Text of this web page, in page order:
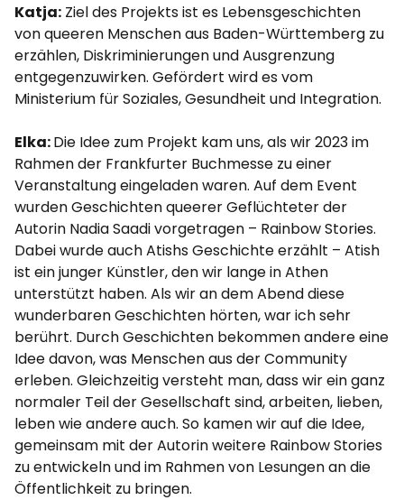
Katja: Ziel des Projekts ist es Lebensgeschichten
von queeren Menschen aus Baden-Württemberg zu
erzählen, Diskriminierungen und Ausgrenzung
entgegenzuwirken. Gefördert wird es vom
Ministerium für Soziales, Gesundheit und Integration.
Elka:Die Idee zum Projekt kam uns, als wir 2023 im
Rahmen der Frankfurter Buchmesse zu einer
Veranstaltung eingeladen waren. Auf dem Event
wurden Geschichten queerer Geflüchteter der
Autorin Nadia Saadi vorgetragen – Rainbow Stories.
Dabei wurde auch Atishs Geschichte erzählt – Atish
ist ein junger Künstler, den wir lange in Athen
unterstützt haben. Als wir an dem Abend diese
wunderbaren Geschichten hörten, war ich sehr
berührt. Durch Geschichten bekommen andere eine
Idee davon, was Menschen aus der Community
erleben. Gleichzeitig versteht man, dass wir ein ganz
normaler Teil der Gesellschaft sind, arbeiten, lieben,
leben wie andere auch. So kamen wir auf die Idee,
gemeinsam mit der Autorin weitere Rainbow Stories
zu entwickeln und im Rahmen von Lesungen an die
Öffentlichkeit zu bringen.